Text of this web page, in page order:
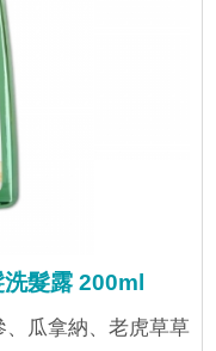
髮露 200ml
瓜拿納、老虎草草